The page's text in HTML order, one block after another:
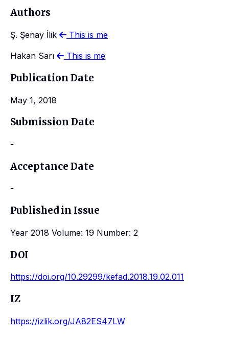
Authors
Ş. Şenay İlik This is me
Hakan Sarı This is me
Publication Date
May 1, 2018
Submission Date
-
Acceptance Date
-
Published in Issue
Year 2018 Volume: 19 Number: 2
DOI
https://doi.org/10.29299/kefad.2018.19.02.011
IZ
https://izlik.org/JA82ES47LW